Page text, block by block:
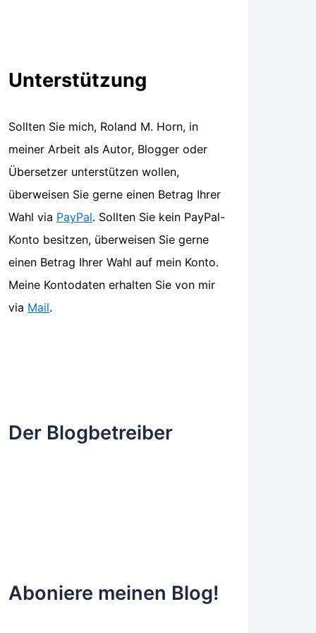
Unterstützung
Sollten Sie mich, Roland M. Horn, in
meiner Arbeit als Autor, Blogger oder
Übersetzer unterstützen wollen,
überweisen Sie gerne einen Betrag Ihrer
Wahl via PayPal. Sollten Sie kein PayPal-
Konto besitzen, überweisen Sie gerne
einen Betrag Ihrer Wahl auf mein Konto.
Meine Kontodaten erhalten Sie von mir
via Mail.
Der Blogbetreiber
Aboniere meinen Blog!